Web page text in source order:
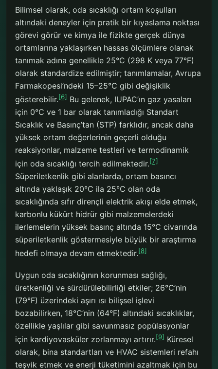
Bilimsel olarak, oda sıcaklığı ortam koşulları
altındaki deneyler için pratik bir kıyaslama noktası
görevi görür ve kimya ile fizikte gerçek dünya
ortamlarına yaklaşırken hassas ölçümlere olanak
tanımak adına genellikle 25°C (298 K veya 77°F)
olarak standardize edilmiştir; tanımlamalar, Avrupa
Farmakopesi’ndeki 15–25°C gibi değişiklik
gösterebilir.[6] Bu gelenek, IUPAC’ın gaz yasaları
için 0°C ve 1 bar olarak tanımladığı Standart
Sıcaklık ve Basınç’tan (STP) farklıdır, ancak daha
yüksek ortam değerlerinin geçerli olduğu
reaksiyonlar, malzeme testleri ve termodinamik
için oda sıcaklığı tercih edilmektedir.[7]
Süperiletkenlik gibi alanlarda, ortam basıncı
altında yaklaşık 20°C ila 25°C olan oda
sıcaklığında sıfır dirençli elektrik akışı elde etmek,
karbonlu kükürt hidrür gibi malzemelerdeki
ilerlemelerin yüksek basınç altında 15°C civarında
süperiletkenlik göstermesiyle büyük bir araştırma
hedefi olmaya devam etmektedir.[8]
Uygun oda sıcaklığının korunması sağlığı,
üretkenliği ve sürdürülebilirliği etkiler; 26°C’nin
(79°F) üzerindeki aşırı ısı bilişsel işlevi
bozabilirken, 18°C’nin (64°F) altındaki sıcaklıklar,
özellikle yaşlılar gibi savunmasız popülasyonlar
için kardiyovasküler zorlanmayı artırır.[9] Küresel
olarak, bina standartları ve HVAC sistemleri refahı
teşvik etmek ve enerji tüketimini azaltmak için bu